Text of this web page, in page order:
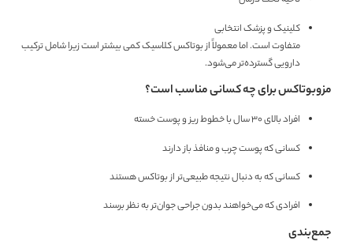
کلینیک و پزشک انتخابی
متفاوت است. اما معمولاً از بوتاکس کلاسیک کمی بیشتر است زیرا شامل ترکیب
دارویی گسترده‌تر می‌شود.
مزوبوتاکس برای چه کسانی مناسب است؟
افراد بالای ۳۰ سال با خطوط ریز و پوست خسته
کسانی که پوست چرب و منافذ باز دارند
کسانی که به دنبال نتیجه طبیعی‌تر از بوتاکس هستند
افرادی که می‌خواهند بدون جراحی جوان‌تر به نظر برسند
جمع‌بندی